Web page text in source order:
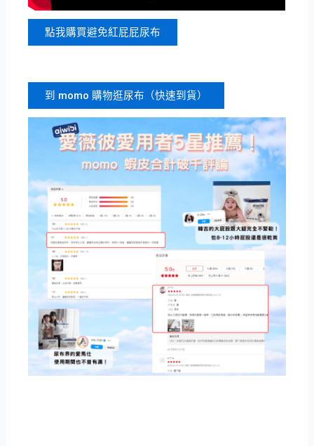
點我購買避免紅屁屁尿布
到 momo 購物逛尿布（快速到貨）